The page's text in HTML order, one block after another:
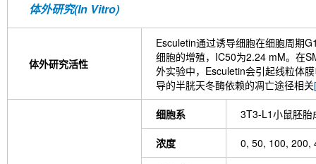
体外研究(In Vitro)
体外研究活性
Esculetin通过诱导细胞在细胞周期
细胞的增殖，IC50为2.24 mM。在
外实验中，Esculetin会引起线粒体
导的半胱天冬酶依赖的凋亡途径相关
细胞系 3T3-L1小鼠胚胎
浓度 0, 50, 100, 200,